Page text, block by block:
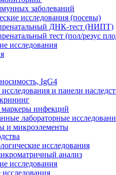
заболеваний
исследования (посевы)
ДНК-тест (НИПТ)
тест (пол/резус
исследования
IgG4
и панели
маркеры инфекций
лабораторные
и микроэлементы
исследования
анализ
исследования